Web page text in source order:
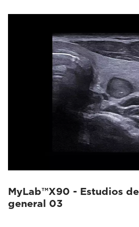
MyLab™X90 - Estudios
general 03